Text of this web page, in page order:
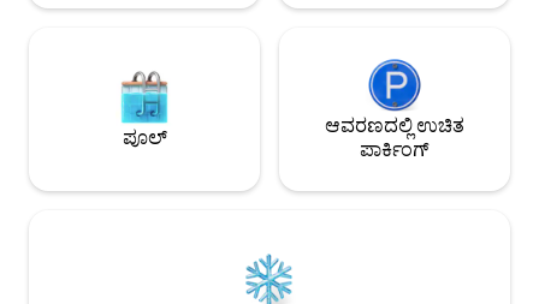
ಪೂಲ್
ಆವರಣದಲ್ಲಿ ಉಚಿತ
ಪಾರ್ಕಿಂಗ್